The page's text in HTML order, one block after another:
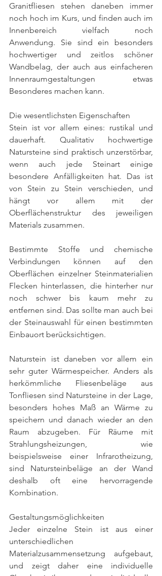
Granitfliesen stehen daneben immer
noch hoch im Kurs, und finden auch im
Innenbereich vielfach noch
Anwendung. Sie sind ein besonders
hochwertiger und zeitlos schöner
Wandbelag, der auch aus einfacheren
Innenraumgestaltungen etwas
Besonderes machen kann.
Die wesentlichsten Eigenschaften
Stein ist vor allem eines: rustikal und
dauerhaft. Qualitativ hochwertige
Natursteine sind praktisch unzerstörbar,
wenn auch jede Steinart einige
besondere Anfälligkeiten hat. Das ist
von Stein zu Stein verschieden, und
hängt vor allem mit der
Oberflächenstruktur des jeweiligen
Materials zusammen.
Bestimmte Stoffe und chemische
Verbindungen können auf den
Oberflächen einzelner Steinmaterialien
Flecken hinterlassen, die hinterher nur
noch schwer bis kaum mehr zu
entfernen sind. Das sollte man auch bei
der Steinauswahl für einen bestimmten
Einbauort berücksichtigen.
Naturstein ist daneben vor allem ein
sehr guter Wärmespeicher. Anders als
herkömmliche Fliesenbeläge aus
Tonfliesen sind Natursteine in der Lage,
besonders hohes Maß an Wärme zu
speichern und danach wieder an den
Raum abzugeben. Für Räume mit
Strahlungsheizungen, wie
beispielsweise einer Infrarotheizung,
sind Natursteinbeläge an der Wand
deshalb oft eine hervorragende
Kombination.
Gestaltungsmöglichkeiten
Jeder einzelne Stein ist aus einer
unterschiedlichen
Materialzusammensetzung aufgebaut,
und zeigt daher eine individuelle